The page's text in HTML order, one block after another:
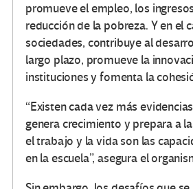
promueve el empleo, los
reducción de la pobreza. Y en el
sociedades, contribuye al
largo plazo, promueve la
instituciones y fomenta la
“Existen cada vez más
genera crecimiento y prepara a
el trabajo y la vida son las
en la escuela”, asegura el